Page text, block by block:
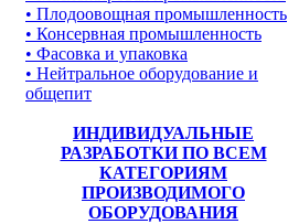
• Плодоовощная промышленность
• Консервная промышленность
• Фасовка и упаковка
• Нейтральное оборудование и
общепит
ИНДИВИДУАЛЬНЫЕ
РАЗРАБОТКИ ПО ВСЕМ
КАТЕГОРИЯМ
ПРОИЗВОДИМОГО
ОБОРУДОВАНИЯ